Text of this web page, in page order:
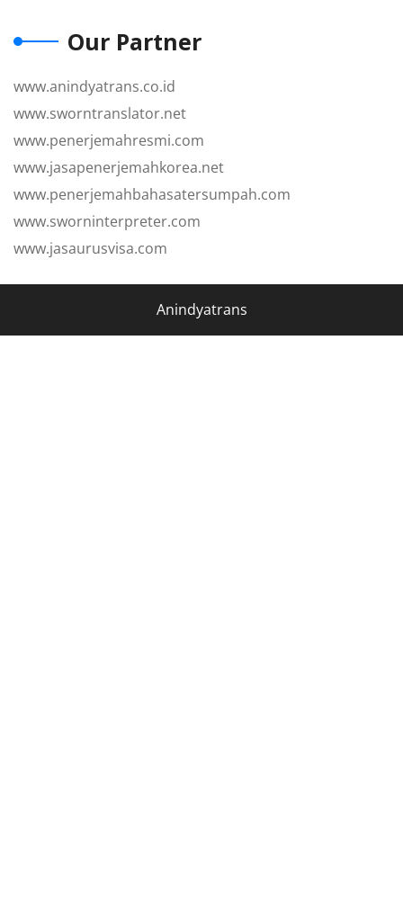
Our Partner
www.anindyatrans.co.id
www.sworntranslator.net
www.penerjemahresmi.com
www.jasapenerjemahkorea.net
www.penerjemahbahasatersumpah.com
www.sworninterpreter.com
www.jasaurusvisa.com
Anindyatrans